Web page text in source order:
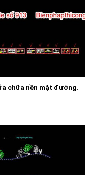
chữa nền mặt đường.